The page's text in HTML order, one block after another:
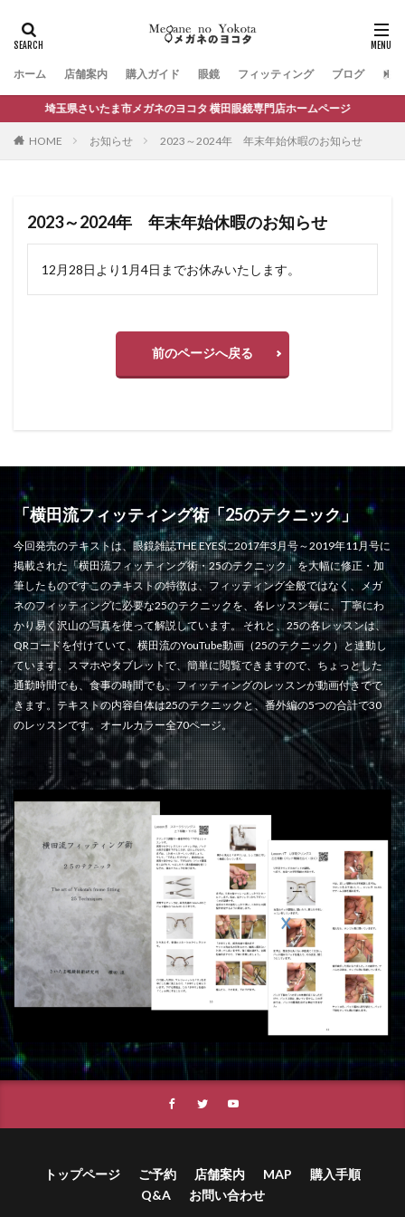
ホーム 店舗案内 購入ガイド 眼鏡 フィッティング ブログ お
埼玉県さいたま市メガネのヨコタ 横田眼鏡専門店ホームページ
HOME お知らせ 2023～2024年 年末年始休暇のお知らせ
2023～2024年 年末年始休暇のお知らせ
12月28日より1月4日までお休みいたします。
前のページへ戻る
「横田流フィッティング術「25のテクニック」
今回発売のテキストは、眼鏡雑誌THE EYESに2017年3月号～2019年11月号に
掲載された「横田流フィッティング術・25のテクニック」を大幅に修正・加
筆したものですこのテキストの特徴は、フィッティング全般ではなく、メガ
ネのフィッティングに必要な25のテクニックを、各レッスン毎に、丁寧にわ
かり易く沢山の写真を使って解説しています。 それと、25の各レッスンは、
QRコードを付けていて、横田流のYouTube動画（25のテクニック）と連動し
ています。スマホやタブレットで、簡単に閲覧できますので、ちょっとした
通勤時間でも、食事の時間でも、フィッティングのレッスンが動画付きでで
きます。テキストの内容自体は25のテクニックと、番外編の5つの合計で30
のレッスンです。オールカラー全70ページ。
トップページ ご予約 店舗案内 MAP
購入手順
Q&A
お問い合わせ